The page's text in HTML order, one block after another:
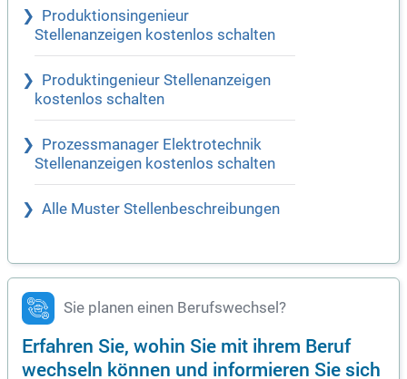
Produktionsingenieur
Stellenanzeigen kostenlos schalten
Produktingenieur Stellenanzeigen
kostenlos schalten
Prozessmanager Elektrotechnik
Stellenanzeigen kostenlos schalten
Alle Muster Stellenbeschreibungen
Sie planen einen Berufswechsel?
Erfahren Sie, wohin Sie mit ihrem Beruf
wechseln können und informieren Sie sich